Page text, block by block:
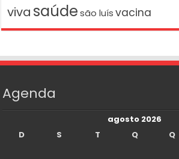
viva saúde são luís vacina
Agenda
agosto 2026
D
S T Q Q